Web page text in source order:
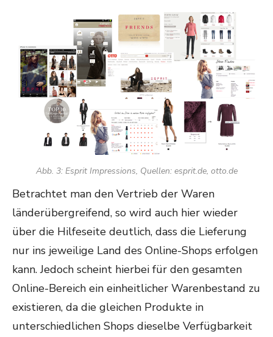
Abb. 3: Esprit Impressions, Quellen: esprit.de, otto.de
Betrachtet man den Vertrieb der Waren
länderübergreifend, so wird auch hier wieder
über die Hilfeseite deutlich, dass die Lieferung
nur ins jeweilige Land des Online-Shops erfolgen
kann. Jedoch scheint hierbei für den gesamten
Online-Bereich ein einheitlicher Warenbestand zu
existieren, da die gleichen Produkte in
unterschiedlichen Shops dieselbe Verfügbarkeit